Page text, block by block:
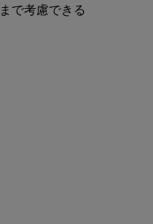
で考慮できる